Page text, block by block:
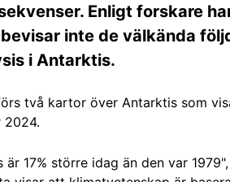
Enligt forskare
inte de välkända
i Antarktis.
två kartor över Antarktis som
2024.
17% större idag än den var